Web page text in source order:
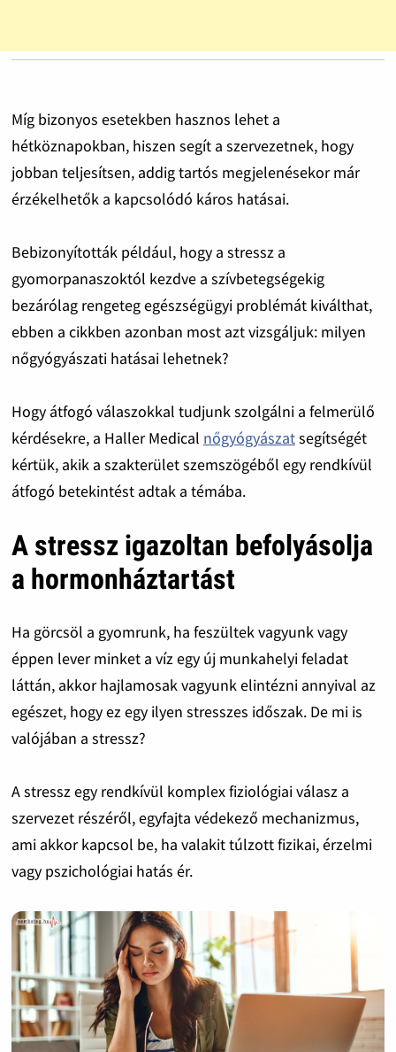
Míg bizonyos esetekben hasznos lehet a
hétköznapokban, hiszen segít a szervezetnek, hogy
jobban teljesítsen, addig tartós megjelenésekor már
érzékelhetők a kapcsolódó káros hatásai.
Bebizonyították például, hogy a stressz a
gyomorpanaszoktól kezdve a szívbetegségekig
bezárólag rengeteg egészségügyi problémát kiválthat,
ebben a cikkben azonban most azt vizsgáljuk: milyen
nőgyógyászati hatásai lehetnek?
Hogy átfogó válaszokkal tudjunk szolgálni a felmerülő
kérdésekre, a Haller Medical nőgyógyászatsegítségét
kértük, akik a szakterület szemszögéből egy rendkívül
átfogó betekintést adtak a témába.
A stressz igazoltan befolyásolja
a hormonháztartást
Ha görcsöl a gyomrunk, ha feszültek vagyunk vagy
éppen lever minket a víz egy új munkahelyi feladat
láttán, akkor hajlamosak vagyunk elintézni annyival az
egészet, hogy ez egy ilyen stresszes időszak. De mi is
valójában a stressz?
A stressz egy rendkívül komplex fiziológiai válasz a
szervezet részéről, egyfajta védekező mechanizmus,
ami akkor kapcsol be, ha valakit túlzott fizikai, érzelmi
vagy pszichológiai hatás ér.